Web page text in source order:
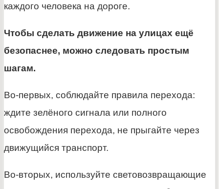
каждого человека на дороге.
Чтобы сделать движение на улицах ещё
безопаснее, можно следовать простым
шагам.
Во-первых, соблюдайте правила перехода:
ждите зелёного сигнала или полного
освобождения перехода, не прыгайте через
движущийся транспорт.
Во-вторых, используйте световозвращающие